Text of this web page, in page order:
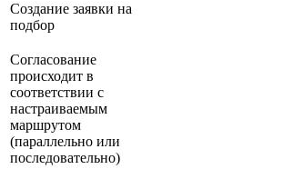
Создание заявки на
подбор
Согласование
происходит в
соответствии с
настраиваемым
маршрутом
(параллельно или
последовательно)